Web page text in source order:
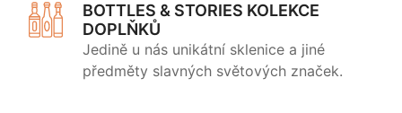
BOTTLES & STORIES KOLEKCE
DOPLŇKŮ
Jedině u nás unikátní sklenice a jiné
předměty slavných světových značek.